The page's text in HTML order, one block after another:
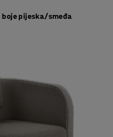
boje pijeska/smeđa